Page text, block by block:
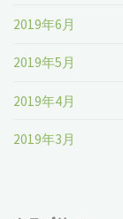
2019年6月
2019年5月
2019年4月
2019年3月